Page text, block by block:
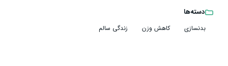
دسته‌ها
بدنسازی کاهش وزن زندگی سالم